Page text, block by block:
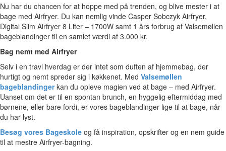
Nu har du chancen for at hoppe med på trenden, og blive mester i at
bage med Airfryer. Du kan nemlig vinde Casper Sobczyk Airfryer,
Digital Slim Airfryer 8 Liter – 1700W samt 1 års forbrug af Valsemøllen
bageblandinger til en samlet værdi af 3.000 kr.
Bag nemt med Airfryer
Selv i en travl hverdag er der intet som duften af hjemmebag, der
hurtigt og nemt spreder sig i køkkenet. Med Valsemøllen
bageblandingerkan du opleve magien ved at bage – med Airfryer.
Uanset om det er til en spontan brunch, en hyggelig eftermiddag med
børnene, eller bare fordi, er vores bageblandinger lige til at bage, når
du har lyst.
Besøg vores Bageskole og få inspiration, opskrifter og en nem guide
til at mestre Airfryer-bagning.